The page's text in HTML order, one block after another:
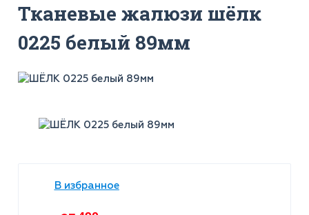
Тканевые жалюзи шёлк
0225 белый 89мм
В избранное